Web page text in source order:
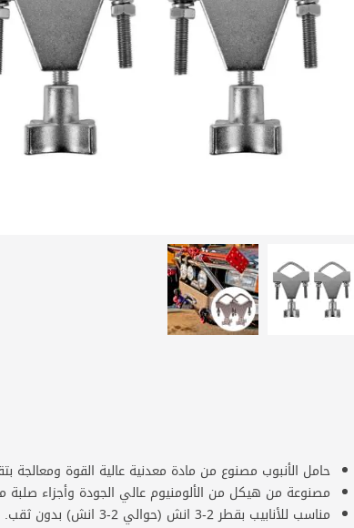
حامل الأنبوب مصنوع من مادة معدنية عالية القوة
مصنوعة من هيكل من الألومنيوم عالي الجودة وأجزاء
مناسب للأنابيب بقطر 2-3 انش (حوالي 2-3 انش) بدون ثقب.